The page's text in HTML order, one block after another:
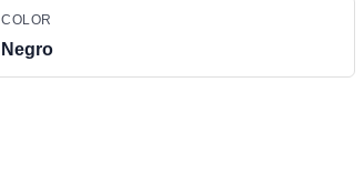
COLOR
Negro